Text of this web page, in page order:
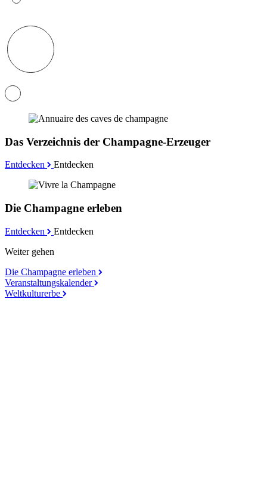
Das Verzeichnis der Champagne-Erzeuger
Entdecken Entdecken
Die Champagne erleben
Entdecken
Entdecken
Weiter gehen
Die Champagne erleben
Veranstaltungskalender
Weltkulturerbe